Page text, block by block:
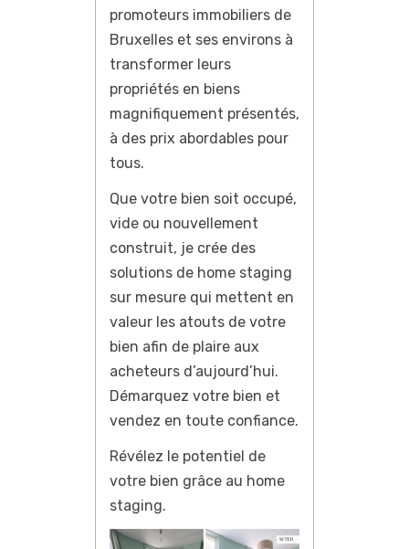
promoteurs immobiliers de
Bruxelles et ses environs à
transformer leurs
propriétés en biens
magnifiquement présentés,
à des prix abordables pour
tous.
Que votre bien soit occupé,
vide ou nouvellement
construit, je crée des
solutions de home staging
sur mesure qui mettent en
valeur les atouts de votre
bien afin de plaire aux
acheteurs d’aujourd’hui.
Démarquez votre bien et
vendez en toute confiance.
Révélez le potentiel de
votre bien grâce au home
staging.